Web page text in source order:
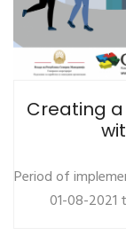
Creating
Period of
01-08-2021